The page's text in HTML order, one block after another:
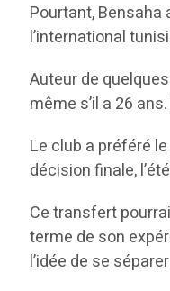
Pourtant,
l’international
Auteur de
même s’il a 26
Le club a préféré
décision finale,
Ce transfert
terme de son
l’idée de se